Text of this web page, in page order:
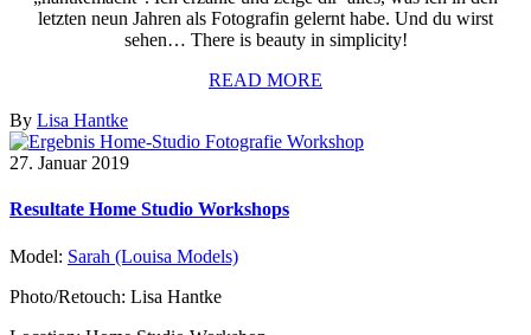
letzten neun Jahren als Fotografin gelernt habe. Und du wirst
sehen… There is beauty in simplicity!
READ MORE
By Lisa Hantke
27. Januar 2019
Resultate Home Studio Workshops
Model: Sarah (Louisa Models)
Photo/Retouch: Lisa Hantke